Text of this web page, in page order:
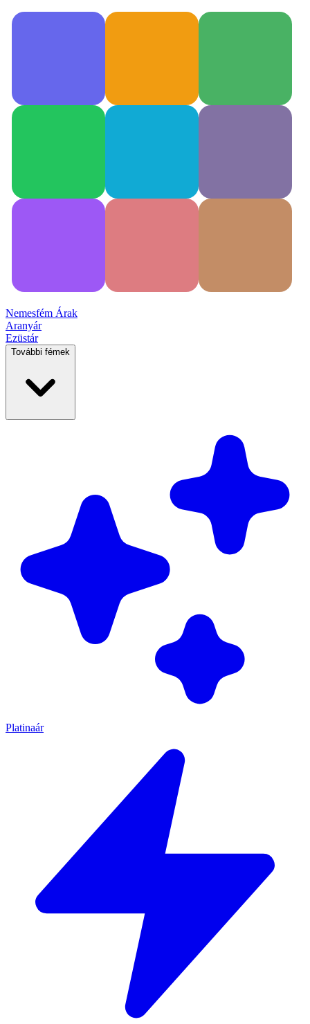
Nemesfém Árak
Aranyár
Ezüstár
További fémek
Platinaár